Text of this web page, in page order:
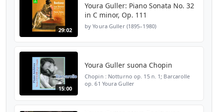
29:02
Youra Guller: Piano Sonata No. 32
in C minor, Op. 111
by Youra Guller (1895–1980)
15:00
Youra Guller suona Chopin
Chopin : Notturno op. 15 n. 1; Barcarolle
op. 61 Youra Guller